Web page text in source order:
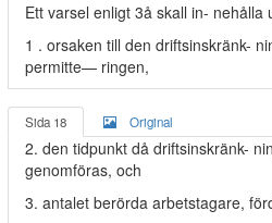
Ett varsel enligt 3å skall in- nehålla
1 . orsaken till den driftsinskränk-
permitte— ringen,
Sida 18 Original
2. den tidpunkt då driftsinskränk-
genomföras, och
3. antalet berörda arbetstagare,